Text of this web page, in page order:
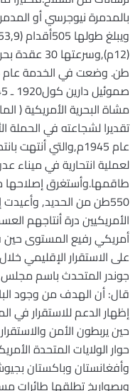
بالمدمرة نيوجرسي أو
مشاة البحرية الأمريكية (
تقديرا لشجاعته في الحملة
عام 1945م,والتي
الأمريكيين درة أنتاجهم
أمريكي رفيع المستوى
على الاستقرار الإقليمي
جوندر المتحدث باسم
قال: أن الهدف من وجود
إظهار الدعم للاستقرار
حين يربطون الأمن
حوار الولايات المتحدة
وأفغانستان وباكستان
وبصواريخ تطلقها طائرات